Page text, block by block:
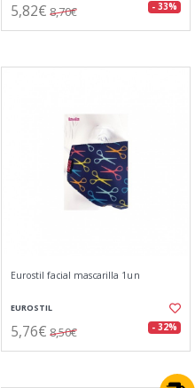
5,82€ 8,70€ - 33%
Eurostil facial mascarilla 1un
EUROSTIL
5,76€ 8,50€ - 32%